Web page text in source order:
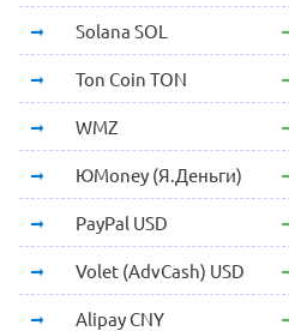
Solana SOL
Ton Coin TON
WMZ
ЮMoney (Я.Деньги)
PayPal USD
Volet (AdvCash) USD
Alipay CNY